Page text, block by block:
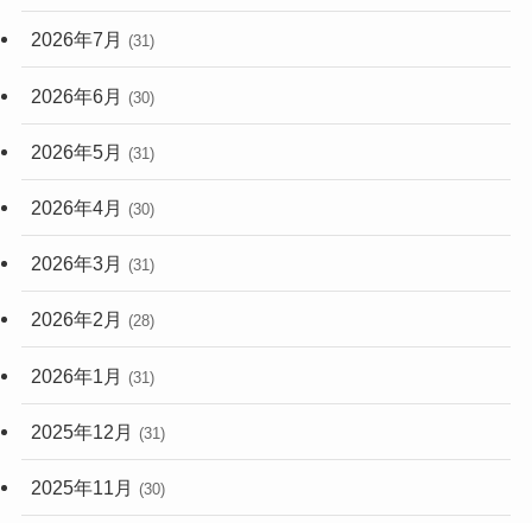
(248)
2026年7月 (31)
2026年6月 (30)
2026年5月 (31)
2026年4月 (30)
2026年3月 (31)
2026年2月 (28)
2026年1月 (31)
2025年12月 (31)
2025年11月 (30)